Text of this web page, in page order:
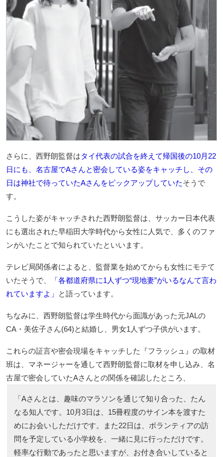
さらに、西野朗監督はタイ代表の試合を終えて帰国後の10月22
日にも、名古屋でAさんと密会している姿をキャッチし、その
日は神社で待っていたAさんをピックアップしていたそうで
す。
こうした姿がキャッチされた西野朗監督は、サッカー日本代表
にも選出された早稲田大学時代から女性に人気で、多くのファ
ンがいたことで知られていたといいます。
テレビ局関係者によると、監督業を始めてからも女性にモテて
いたそうで、
「各都道府県に1人ずつ“現地妻”がいるなんて言わ
れていますよ」
と語っています。
ちなみに、西野朗監督は学生時代から面識があった元JALの
CA・美佐子さん(64)と結婚し、男女1人ずつ子供がいます。
これらの証言や密会現場をキャッチした『フラッシュ』の取材
班は、マネージャーを通して西野朗監督に取材を申し込み、名
古屋で密会していたAさんとの関係を確認したところ、
「Aさんとは、趣味のマラソンを通じて知り合った、たん
なる知人です。10月3日は、15冊程度のサイン本を渡すた
めにお会いしただけです。また22日は、ボランティアの訪
問を予定している小学校を、一緒に見に行っただけです。
軽率な行動であったと思いますが、お付き合いしていると